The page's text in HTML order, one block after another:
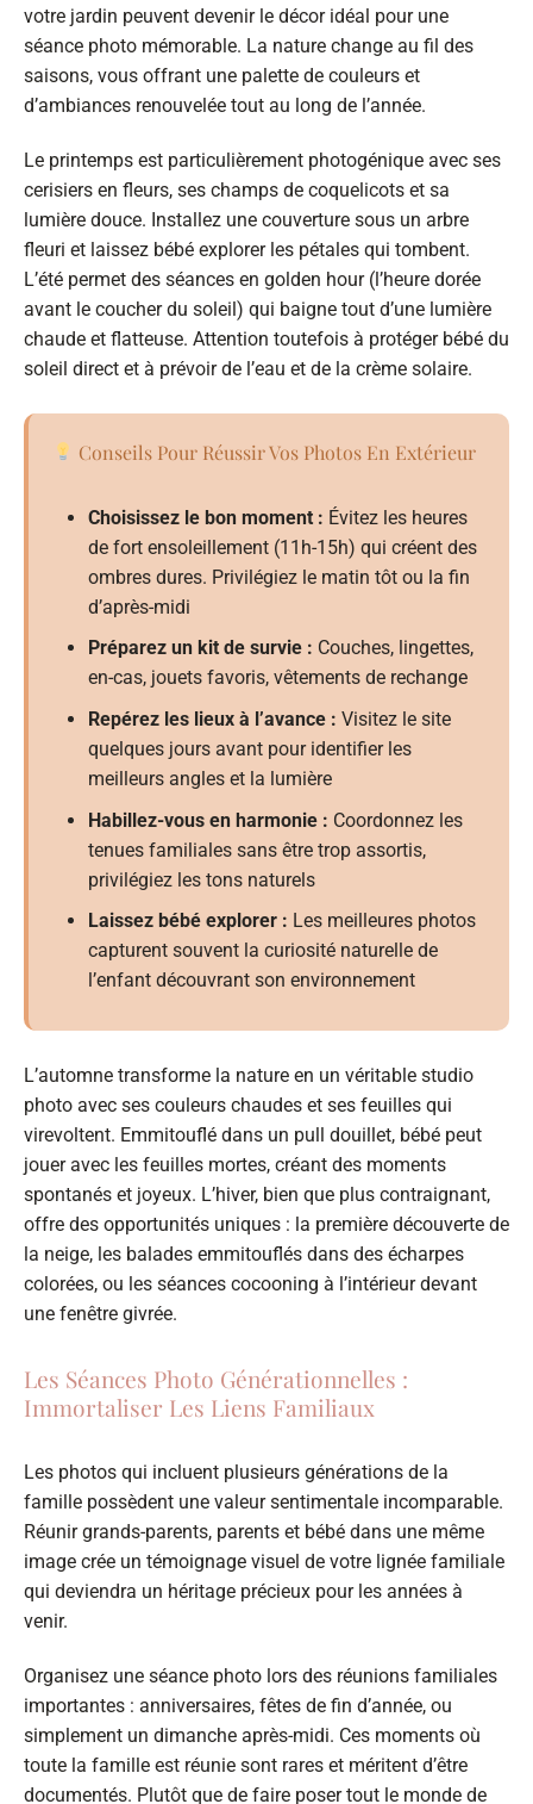
votre jardin peuvent devenir le décor idéal pour une
séance photo mémorable. La nature change au fil des
saisons, vous offrant une palette de couleurs et
d’ambiances renouvelée tout au long de l’année.
Le printemps est particulièrement photogénique avec ses
cerisiers en fleurs, ses champs de coquelicots et sa
lumière douce. Installez une couverture sous un arbre
fleuri et laissez bébé explorer les pétales qui tombent.
L’été permet des séances en golden hour (l’heure dorée
avant le coucher du soleil) qui baigne tout d’une lumière
chaude et flatteuse. Attention toutefois à protéger bébé du
soleil direct et à prévoir de l’eau et de la crème solaire.
Conseils Pour Réussir Vos Photos En Extérieur
Choisissez le bon moment : Évitez les heures
de fort ensoleillement (11h-15h) qui créent des
ombres dures. Privilégiez le matin tôt ou la fin
d’après-midi
Préparez un kit de survie : Couches, lingettes,
en-cas, jouets favoris, vêtements de rechange
Repérez les lieux à l’avance : Visitez le site
quelques jours avant pour identifier les
meilleurs angles et la lumière
Habillez-vous en harmonie : Coordonnez les
tenues familiales sans être trop assortis,
privilégiez les tons naturels
Laissez bébé explorer : Les meilleures photos
capturent souvent la curiosité naturelle de
l’enfant découvrant son environnement
L’automne transforme la nature en un véritable studio
photo avec ses couleurs chaudes et ses feuilles qui
virevoltent. Emmitouflé dans un pull douillet, bébé peut
jouer avec les feuilles mortes, créant des moments
spontanés et joyeux. L’hiver, bien que plus contraignant,
offre des opportunités uniques : la première découverte de
la neige, les balades emmitouflés dans des écharpes
colorées, ou les séances cocooning à l’intérieur devant
une fenêtre givrée.
Les Séances Photo Générationnelles :
Immortaliser Les Liens Familiaux
Les photos qui incluent plusieurs générations de la
famille possèdent une valeur sentimentale incomparable.
Réunir grands-parents, parents et bébé dans une même
image crée un témoignage visuel de votre lignée familiale
qui deviendra un héritage précieux pour les années à
venir.
Organisez une séance photo lors des réunions familiales
importantes : anniversaires, fêtes de fin d’année, ou
simplement un dimanche après-midi. Ces moments où
toute la famille est réunie sont rares et méritent d’être
documentés. Plutôt que de faire poser tout le monde de